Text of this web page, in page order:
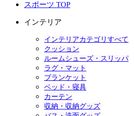
スポーツ TOP
インテリア
インテリアカテゴリすべて
クッション
ルームシューズ・スリッパ
ラグ・マット
ブランケット
ベッド・寝具
カーテン
収納・収納グッズ